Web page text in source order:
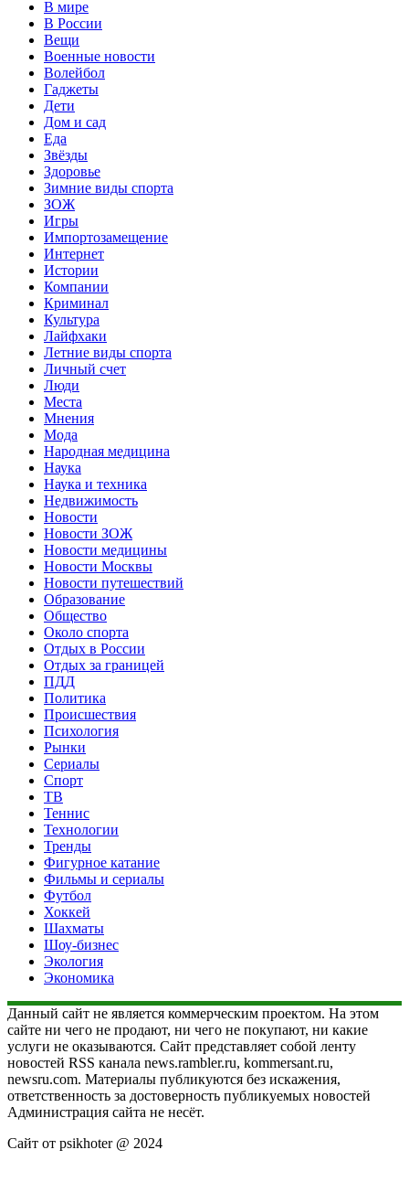
В мире
В России
Вещи
Военные новости
Волейбол
Гаджеты
Дети
Дом и сад
Еда
Звёзды
Здоровье
Зимние виды спорта
ЗОЖ
Игры
Импортозамещение
Интернет
Истории
Компании
Криминал
Культура
Лайфхаки
Летние виды спорта
Личный счет
Люди
Места
Мнения
Мода
Народная медицина
Наука
Наука и техника
Недвижимость
Новости
Новости ЗОЖ
Новости медицины
Новости Москвы
Новости путешествий
Образование
Общество
Около спорта
Отдых в России
Отдых за границей
ПДД
Политика
Происшествия
Психология
Рынки
Сериалы
Спорт
ТВ
Теннис
Технологии
Тренды
Фигурное катание
Фильмы и сериалы
Футбол
Хоккей
Шахматы
Шоу-бизнес
Экология
Экономика
Данный сайт не является коммерческим проектом. На этом
сайте ни чего не продают, ни чего не покупают, ни какие
услуги не оказываются. Сайт представляет собой ленту
новостей RSS канала news.rambler.ru, kommersant.ru,
newsru.com. Материалы публикуются без искажения,
ответственность за достоверность публикуемых новостей
Администрация сайта не несёт.
Сайт от psikhoter @ 2024